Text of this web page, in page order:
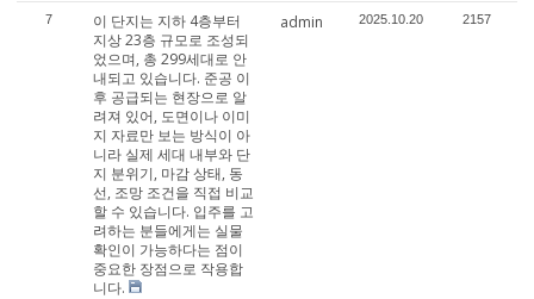
7
이 단지는 지하 4층부터
지상 23층 규모로 조성되
었으며, 총 299세대로 안
내되고 있습니다. 준공 이
후 공급되는 현장으로 알
려져 있어, 도면이나 이미
지 자료만 보는 방식이 아
니라 실제 세대 내부와 단
지 분위기, 마감 상태, 동
선, 조망 조건을 직접 비교
할 수 있습니다. 입주를 고
려하는 분들에게는 실물
확인이 가능하다는 점이
중요한 장점으로 작용합
니다.
admin 2025.10.20 2157